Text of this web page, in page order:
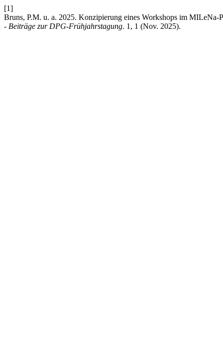
[1]
Bruns, P.M. u. a. 2025. Konzipierung eines Workshops im
- Beiträge zur DPG-Frühjahrstagung. 1, 1 (Nov. 2025).